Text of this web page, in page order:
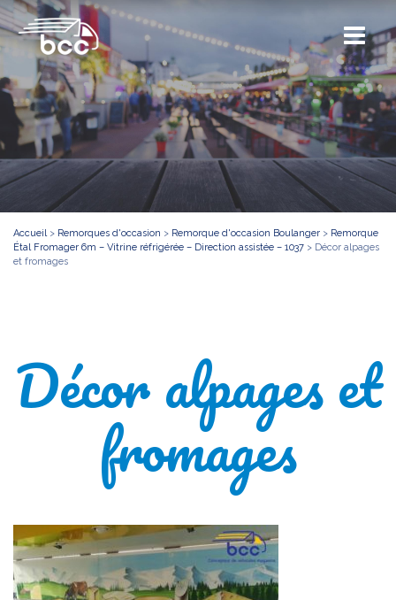
Accueil> Remorques d'occasion > Remorque d'occasion Boulanger > Remorque
Étal Fromager 6m – Vitrine réfrigérée – Direction assistée – 1037 > Décor alpages
et fromages
Décor alpages et
fromages